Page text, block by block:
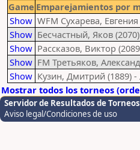
Game Emparejamientos por
Show WFM Сухарева,
Show Бесчастный, Яков
Show Рассказов, Виктор
Show FM Третьяков,
Show Кузин, Дмитрий (1889)
Mostrar todos los torneos
Servidor de Resultados de
Aviso legal/Condiciones de uso